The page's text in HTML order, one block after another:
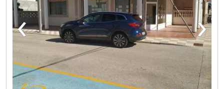
‹ ›